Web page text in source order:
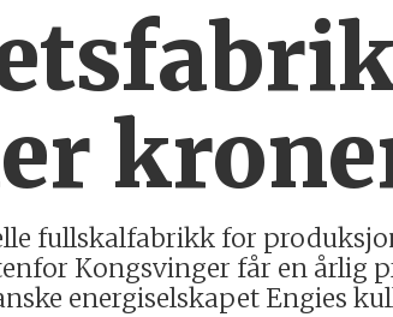
fullskalfabrikk for
Kongsvinger får en årlig
energiselskapet Engies